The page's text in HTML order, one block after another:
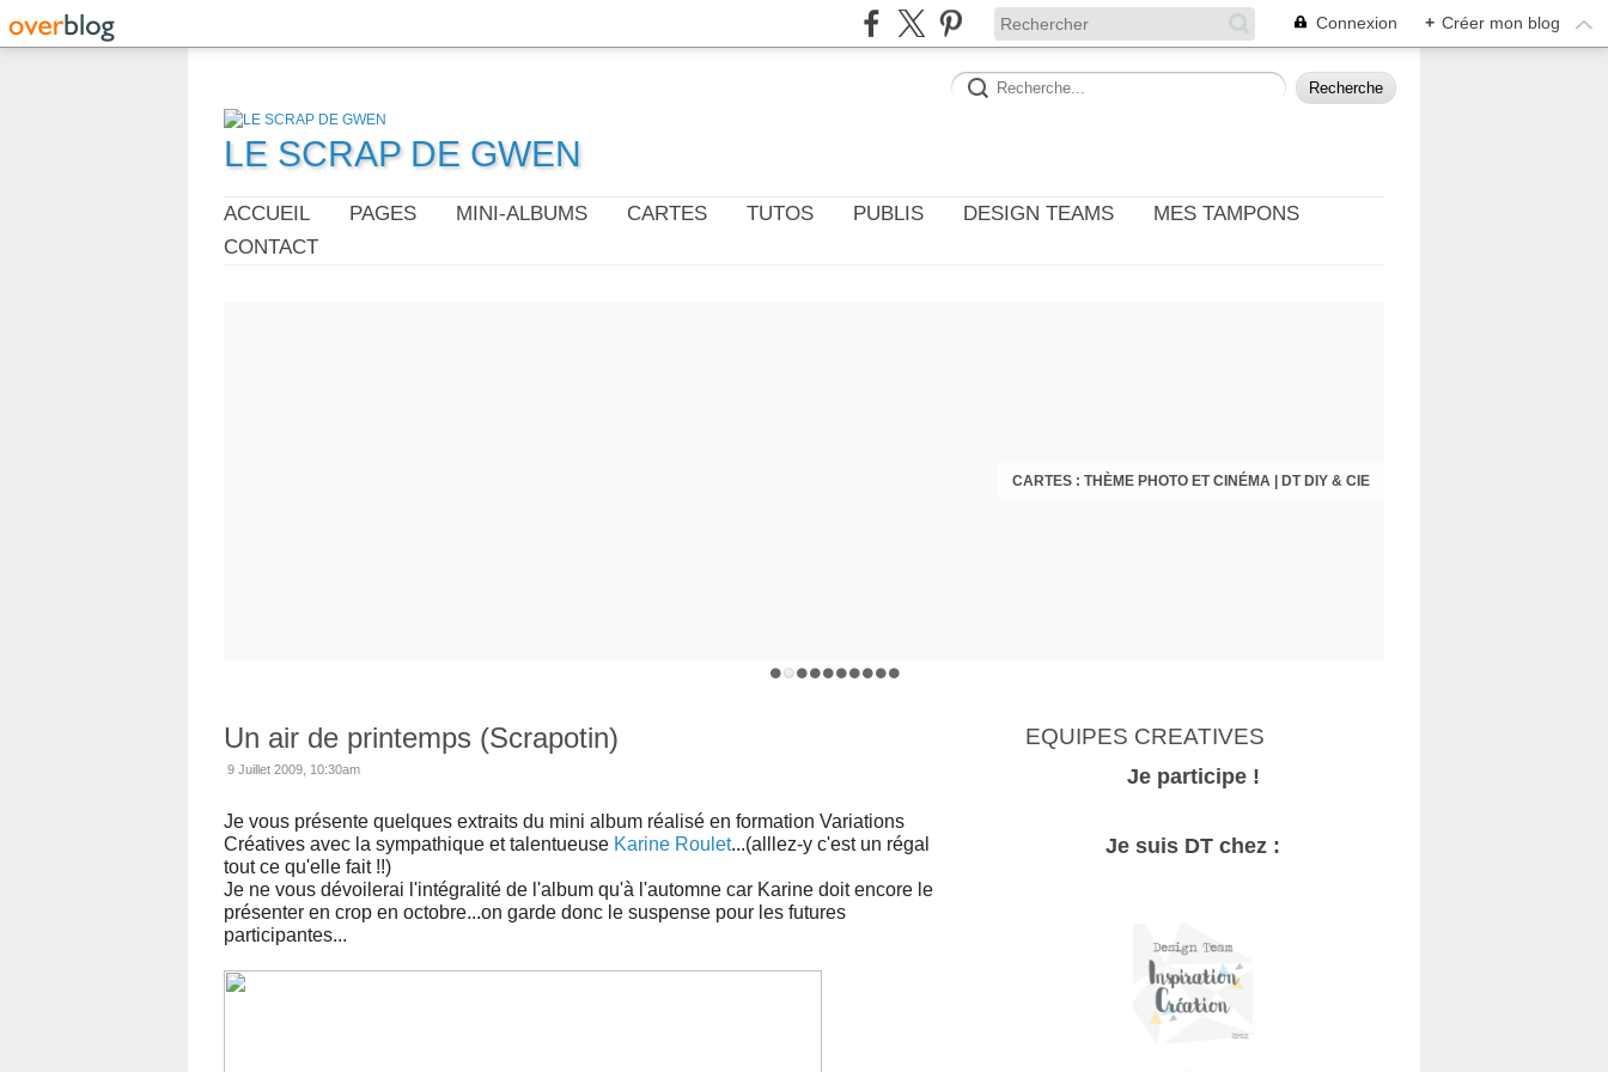
Connexion + Créer mon blog
LE SCRAP DE GWEN
ACCUEIL PAGES MINI-ALBUMS CARTES TUTOS PUBLIS DESIGN TEAMS
MES TAMPONS
CONTACT
CARTES : THÈME PHOTO ET CINÉMA | DT DIY & CIE
Un air de printemps (Scrapotin)
9 Juillet 2009, 10:30am
Je vous présente quelques extraits du mini album réalisé en formation Variations
Créatives avec la sympathique et talentueuse Karine Roulet...(alllez-y c'est un régal
tout ce qu'elle fait !!)
Je ne vous dévoilerai l'intégralité de l'album qu'à l'automne car Karine doit encore le
présenter en crop en octobre...on garde donc le suspense pour les futures
participantes...
EQUIPES CREATIVES
Je participe !
Je suis DT chez :